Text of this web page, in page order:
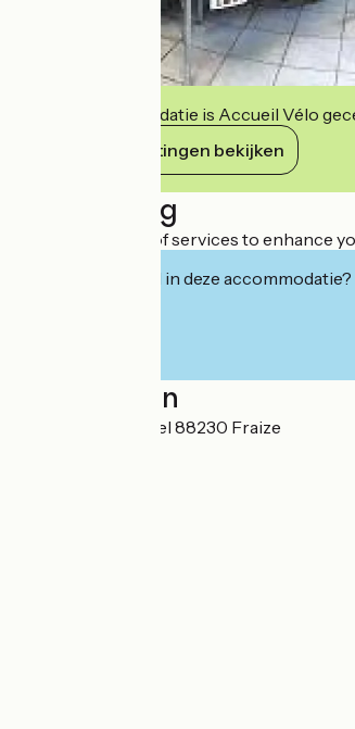
Deze accommodatie is Accueil Vélo
Haar verplichtingen bekijken
Beschrijving
We offer a range of services to enhance
Geïnteresseerd in deze
Localisation
3 place Jean Sonrel 88230 Fraize